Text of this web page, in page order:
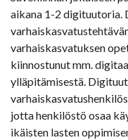
aikana 1-2 digituutoria.
varhaiskasvatuksen
kiinnostunut mm.
ylläpitämisestä.
jotta henkilöstö osaa
ikäisten lasten